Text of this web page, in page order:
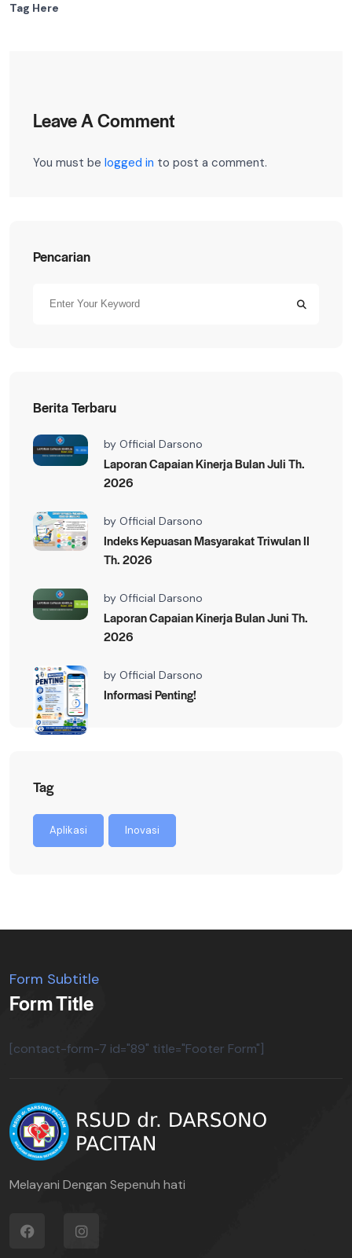
Tag Here
Leave A Comment
You must be logged in to post a comment.
Pencarian
Berita Terbaru
by Official Darsono
Laporan Capaian Kinerja Bulan Juli Th.
2026
by Official Darsono
Indeks Kepuasan Masyarakat Triwulan II
Th. 2026
by Official Darsono
Laporan Capaian Kinerja Bulan Juni Th.
2026
by Official Darsono
Informasi Penting!
Tag
Aplikasi Inovasi
Form Subtitle
Form Title
[contact-form-7 id="89" title="Footer Form"]
Melayani Dengan Sepenuh hati